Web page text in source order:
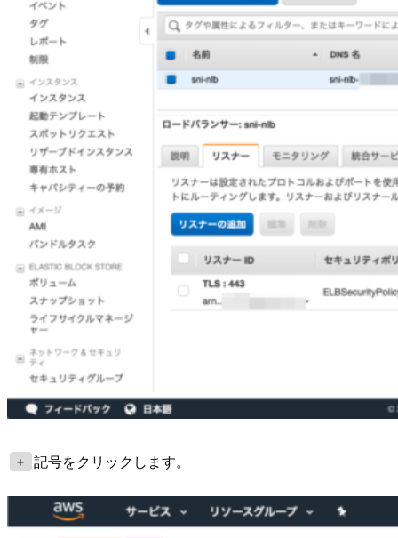
＋ 記号をクリックします。